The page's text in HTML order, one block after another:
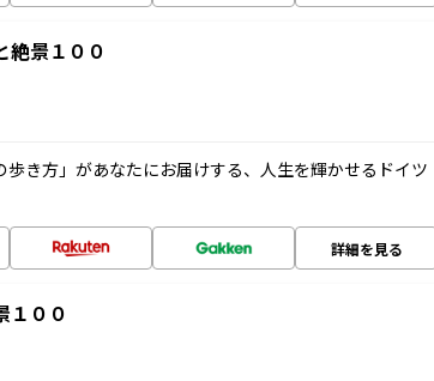
絶景１００
き方」があなたにお届けする、人生を輝かせるドイツ
詳細を見る
１００